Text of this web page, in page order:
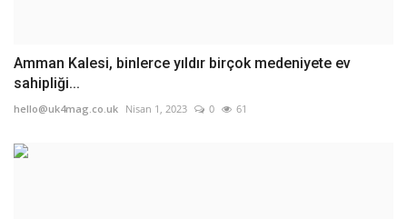
Amman Kalesi, binlerce yıldır birçok medeniyete ev
sahipliği...
hello@uk4mag.co.uk Nisan 1, 2023 0 61